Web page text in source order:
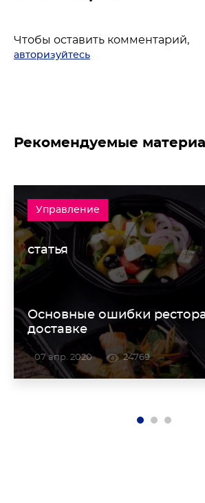
Чтобы оставить комментарий,
авторизуйтесь
Рекомендуемые
Управление
статья
Основные ошибки
доставке
07 апр. 2020 24769